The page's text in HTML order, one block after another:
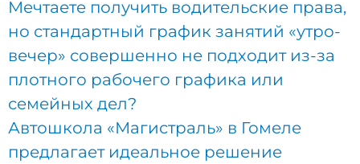
Мечтаете получить водительские права,
но стандартный график занятий «утро-
вечер» совершенно не подходит из-за
плотного рабочего графика или
семейных дел?
Автошкола «Магистраль» в Гомеле
предлагает идеальное решение